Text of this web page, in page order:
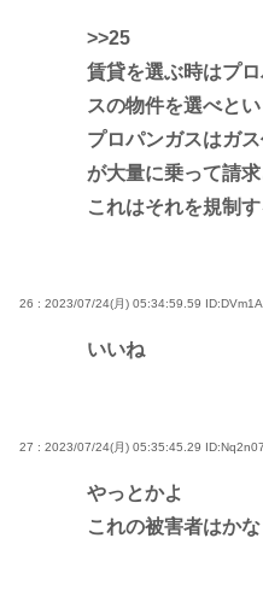
>>25
賃貸を選ぶ時はプ
スの物件を選べと
プロパンガスはガ
が大量に乗って請
これはそれを規制
26 : 2023/07/24(月) 05:34:59.59
いいね
27 : 2023/07/24(月) 05:35:45.29
やっとかよ
これの被害者はか